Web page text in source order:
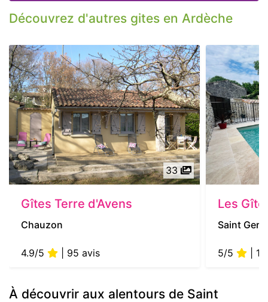
Découvrez d'autres gites en Ardèche
33
Gîtes Terre d'Avens
Chauzon
4.9/5 | 95 avis
Les
Saint
5/5 | 14
À découvrir aux alentours de Saint